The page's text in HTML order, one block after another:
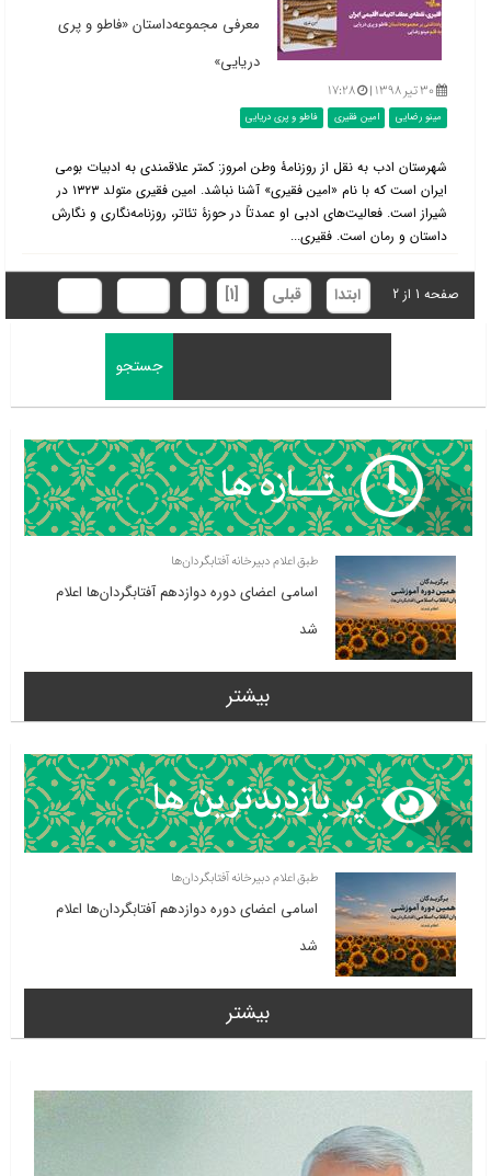
معرفی مجموعه‌داستان «فاطو و پری
دریایی»
۳۰ تیر ۱۳۹۸ | ۱۷:۲۸
مینو رضایی امین فقیری فاطو و پری دریایی
شهرستان ادب به نقل از روزنامۀ وطن امروز: کمتر علاقمندی به ادبیات بومی
ایران است که با نام «امین فقیری» آشنا نباشد. امین فقیری متولد ۱۳۲۳ در
شیراز است. فعالیت‌های ادبی او عمدتاً در حوزۀ تئاتر، روزنامه‌نگاری و نگارش
داستان و رمان است. فقیری...
صفحه 1 از 2 ابتدا قبلی [1]
طبق اعلام دبیرخانه آفتابگردان‌ها
اسامی اعضای دوره دوازدهم آفتابگردان‌ها اعلام
شد
بیشتر
طبق اعلام دبیرخانه آفتابگردان‌ها
اسامی اعضای دوره دوازدهم آفتابگردان‌ها اعلام
شد
بیشتر